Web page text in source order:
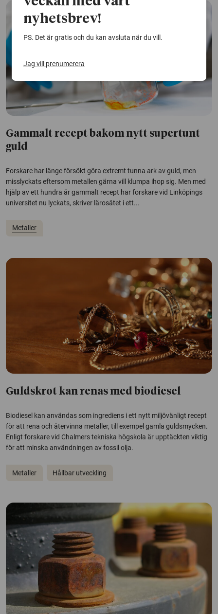
Gammalt recept bakom nytt supertunt
guld
Forskare har länge försökt göra extremt tunna ark av guld, men
misslyckats eftersom metallen gärna vill klumpa ihop sig. Men med
hjälp av ett hundra år gammalt recept har forskare vid Linköpings
universitet nu lyckats, skriver lärosätet i ett...
Metaller
Guldskrot kan renas med biodiesel
Biodiesel kan användas som ingrediens i ett nytt miljövänligt recept
för att rena och återvinna metaller, till exempel gamla guldsmycken.
Enligt forskare vid Chalmers tekniska högskola är upptäckten viktig
för att minska användningen av fossil olja.
Metaller Hållbar utveckling
nyhetsbrev!
PS. Det är gratis och du kan avsluta när du vill.
Jag vill prenumerera